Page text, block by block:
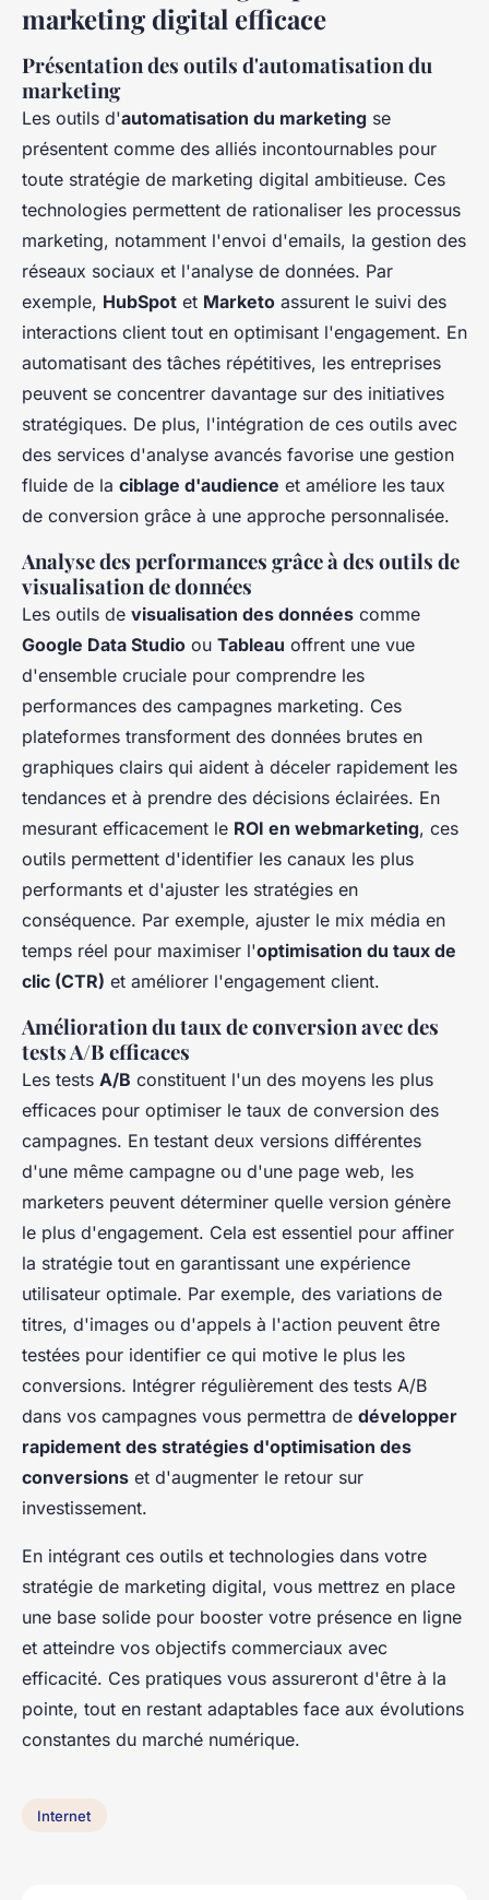
marketing digital efficace
Présentation des outils d'automatisation du
marketing
Les outils d'automatisation du marketing se
présentent comme des alliés incontournables pour
toute stratégie de marketing digital ambitieuse. Ces
technologies permettent de rationaliser les processus
marketing, notamment l'envoi d'emails, la gestion des
réseaux sociaux et l'analyse de données. Par
exemple, HubSpot et Marketo assurent le suivi des
interactions client tout en optimisant l'engagement. En
automatisant des tâches répétitives, les entreprises
peuvent se concentrer davantage sur des initiatives
stratégiques. De plus, l'intégration de ces outils avec
des services d'analyse avancés favorise une gestion
fluide de la ciblage d'audience et améliore les taux
de conversion grâce à une approche personnalisée.
Analyse des performances grâce à des outils de
visualisation de données
Les outils de visualisation des données comme
Google Data Studio ou Tableau offrent une vue
d'ensemble cruciale pour comprendre les
performances des campagnes marketing. Ces
plateformes transforment des données brutes en
graphiques clairs qui aident à déceler rapidement les
tendances et à prendre des décisions éclairées. En
mesurant efficacement le ROI en webmarketing, ces
outils permettent d'identifier les canaux les plus
performants et d'ajuster les stratégies en
conséquence. Par exemple, ajuster le mix média en
temps réel pour maximiser l'optimisation du taux de
clic (CTR) et améliorer l'engagement client.
Amélioration du taux de conversion avec des
tests A/B efficaces
Les tests A/B constituent l'un des moyens les plus
efficaces pour optimiser le taux de conversion des
campagnes. En testant deux versions différentes
d'une même campagne ou d'une page web, les
marketers peuvent déterminer quelle version génère
le plus d'engagement. Cela est essentiel pour affiner
la stratégie tout en garantissant une expérience
utilisateur optimale. Par exemple, des variations de
titres, d'images ou d'appels à l'action peuvent être
testées pour identifier ce qui motive le plus les
conversions. Intégrer régulièrement des tests A/B
dans vos campagnes vous permettra de développer
rapidement des stratégies d'optimisation des
conversions et d'augmenter le retour sur
investissement.
En intégrant ces outils et technologies dans votre
stratégie de marketing digital, vous mettrez en place
une base solide pour booster votre présence en ligne
et atteindre vos objectifs commerciaux avec
efficacité. Ces pratiques vous assureront d'être à la
pointe, tout en restant adaptables face aux évolutions
constantes du marché numérique.
Internet